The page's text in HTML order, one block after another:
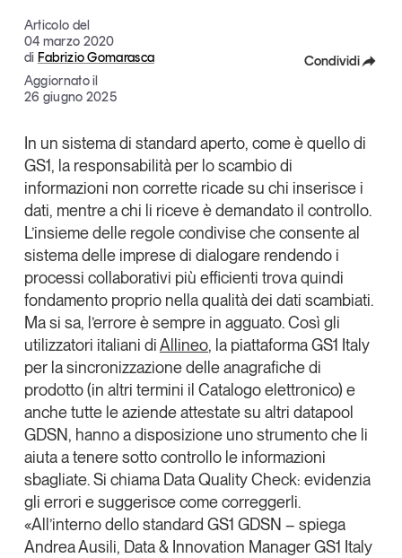
Grandi temi
Magazine
Articoli
Dossier
Il Numero
Interviste
Comunicati stampa
Video
Podcast
Eventi e formazione
Tutti gli appuntamenti
Chi siamo
Newsletter
Contatti
Tendenze Journal
La nostra newsletter nella tua email
Articolo del
04 marzo 2020
di Fabrizio Gomarasca
Aggiornato il
26 giugno 2025
Condividi
Linkedin
Copia Link
In un sistema di standard aperto, come è quello di
GS1, la responsabilità per lo scambio di
informazioni non corrette ricade su chi inserisce i
dati, mentre a chi li riceve è demandato il controllo.
L’insieme delle regole condivise che consente al
sistema delle imprese di dialogare rendendo i
processi collaborativi più efficienti trova quindi
fondamento proprio nellaqualità dei dati scambiati.
Ma si sa, l’errore è sempre in agguato. Così gli
utilizzatori italiani diAllineo, la piattaformaGS1 Italy
per la sincronizzazione delle anagrafiche di
prodotto (in altri termini il Catalogo elettronico) e
anche tutte le aziende attestate su altri datapool
GDSN, hanno a disposizione uno strumento che li
aiuta atenere sotto controllo le informazioni
sbagliate. Si chiama Data Quality Check: evidenzia
gli errori e suggerisce come correggerli.
«All’interno dello standard GS1 GDSN – spiega
Andrea Ausili, Data & Innovation Manager GS1 Italy